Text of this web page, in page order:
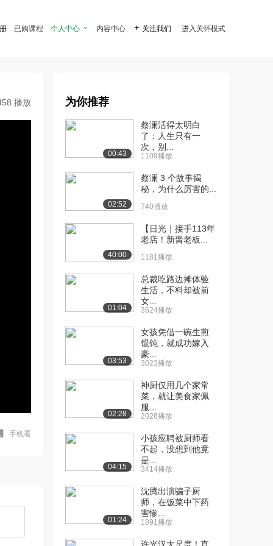
已购课程 个人中心  内容中心  关注我们 进入关怀模式
播放
手机看
为你推荐
00:43
蔡澜活得太明白
了：人生只有一
次，别...
1109播放
02:52
蔡澜 3 个故事揭
秘，为什么厉害的...
740播放
40:00
【日光｜接手113年
老店！新晋老板...
1181播放
01:04
总裁吃路边摊体验
生活，不料却被前
女...
3624播放
03:53
女孩凭借一碗生煎
馄饨，就成功嫁入
豪...
3023播放
02:28
神厨仅用几个家常
菜，就让美食家佩
服...
2028播放
04:15
小孩应聘被厨师看
不起，没想到他竟
是...
3414播放
01:24
沈腾出演骗子厨
师，在饭菜中下药
害惨...
1891播放